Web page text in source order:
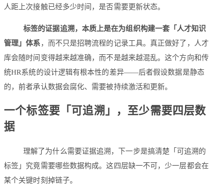
人距上次接触已经多少时间，是否需要更新状态。
标签的证据追溯，本质上是在为组织构建一套「人才知识
管理」体系，而不只是招聘流程的记录工具。真正做好了，人才
库会随时间变得越来越准确，而不是越来越混乱。这个方向和传
统HR系统的设计逻辑有根本性的差异——后者假设数据是静态
的，前者承认数据会腐化、需要被持续激活和更新。
一个标签要「可追溯」，至少需要四层数
据
理解了为什么需要证据追溯，下一步是搞清楚「可追溯的
标签」究竟需要哪些数据构成。这四层缺一不可，少一层都会在
某个关键时刻掉链子。